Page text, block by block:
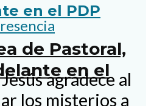
de Pastoral,
en el
agradece al
los misterios a